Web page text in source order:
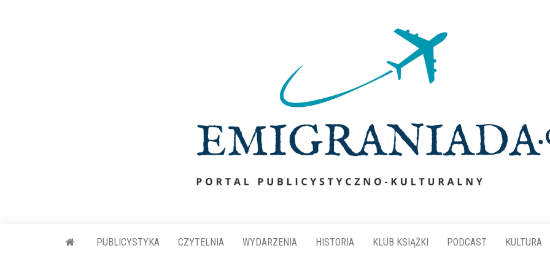
PUBLICYSTYKA CZYTELNIA WYDARZENIA HISTORIA KLUB KSIĄŻKI PODCAST KULTURA